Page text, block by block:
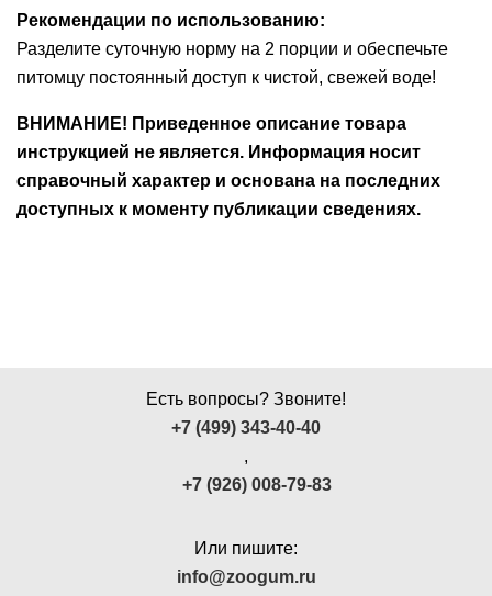
Рекомендации по использованию:
Разделите суточную норму на 2 порции и обеспечьте
питомцу постоянный доступ к чистой, свежей воде!
ВНИМАНИЕ! Приведенное описание товара
инструкцией не является. Информация носит
справочный характер и основана на последних
доступных к моменту публикации сведениях.
Есть вопросы? Звоните!
+7 (499) 343-40-40
,
+7 (926) 008-79-83
Или пишите:
info@zoogum.ru